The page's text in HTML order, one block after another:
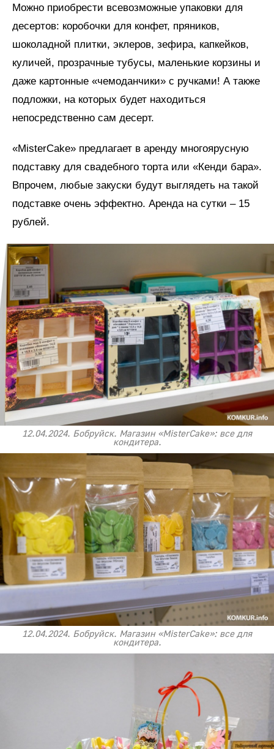
Можно приобрести всевозможные упаковки для
десертов: коробочки для конфет, пряников,
шоколадной плитки, эклеров, зефира, капкейков,
куличей, прозрачные тубусы, маленькие корзины и
даже картонные «чемоданчики» с ручками! А также
подложки, на которых будет находиться
непосредственно сам десерт.
«MisterCake» предлагает в аренду многоярусную
подставку для свадебного торта или «Кенди бара».
Впрочем, любые закуски будут выглядеть на такой
подставке очень эффектно. Аренда на сутки – 15
рублей.
12.04.2024. Бобруйск. Магазин «MisterCake»: все для
кондитера.
12.04.2024. Бобруйск. Магазин «MisterCake»: все для
кондитера.